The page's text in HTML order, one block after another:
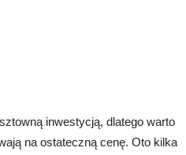
inwestycją, dlatego warto
na ostateczną cenę. Oto kilka